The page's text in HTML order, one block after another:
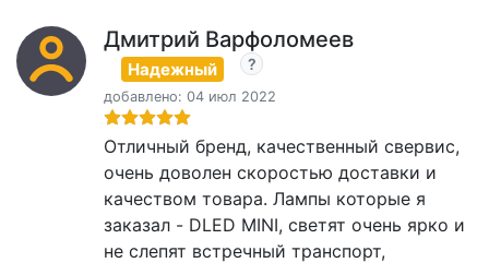
Дмитрий Варфоломеев
Надежный
добавлено: 04 июл 2022
Отличный бренд, качественный свервис,
очень доволен скоростью доставки и
качеством товара. Лампы которые я
заказал - DLED MINI, светят очень ярко и
не слепят встречный транспорт,